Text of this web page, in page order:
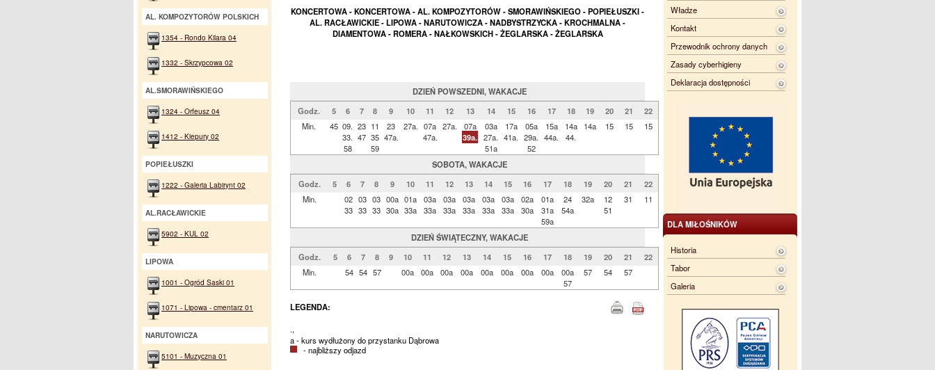
Władze
Kontakt
Przewodnik ochrony danych
Zasady cyberhigieny
Deklaracja dostępności
DLA MIŁOŚNIKÓW
Historia
Tabor
Galeria
KONCERTOWA - KONCERTOWA - AL. KOMPOZYTORÓW - SMORAWIŃSKIEGO - POPIEŁUSZKI -
AL. RACŁAWICKIE - LIPOWA - NARUTOWICZA - NADBYSTRZYCKA - KROCHMALNA -
DIAMENTOWA - ROMERA - NAŁKOWSKICH - ŻEGLARSKA - ŻEGLARSKA
DZIEŃ POWSZEDNI, WAKACJE
Godz.
5 6 7 8 9 10 11 12 13 14 15 16 17 18 19 20 21
22
Min.
45 09.
33.
58
23
47
11
35
59
23
47a.
27a. 07a
47a.
27a.
07a
39a.
03a
27a.
51a
17a
41a.
05a
29a.
52
15a
44a.
14a
44.
14a 15 15 15
SOBOTA, WAKACJE
Godz.
5 6 7 8 9 10 11 12 13 14 15 16 17 18 19 20 21
22
Min.
02
33
03
33
03
33
00a
30a
01a
33a
03a
33a
03a
33a
03a
33a
03a
33a
03a
33a
02a
30a
01a
31a
59a
24
54a
32a
12
51
31 11
DZIEŃ ŚWIĄTECZNY, WAKACJE
Godz.
5 6 7 8 9 10 11 12 13 14 15 16 17 18 19 20 21
22
Min.
54 54 57 00a 00a 00a 00a 00a 00a 00a 00a
00a
57
57 54 57
LEGENDA:
.,
a - kurs wydłużony do przystanku Dąbrowa
- najbliższy odjazd
AL. KOMPOZYTORÓW POLSKICH
1354 - Rondo Kilara 04
1332 - Skrzypcowa 02
AL.SMORAWIŃSKIEGO
1324 - Orfeusz 04
1412 - Kiepury 02
POPIEŁUSZKI
1222 - Galeria Labirynt 02
AL.RACŁAWICKIE
5902 - KUL 02
LIPOWA
1001 - Ogród Saski 01
1071 - Lipowa - cmentarz 01
NARUTOWICZA
5101 - Muzyczna 01